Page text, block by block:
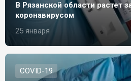
В Рязанской области растет
коронавирусом
25 января
СOVID-19